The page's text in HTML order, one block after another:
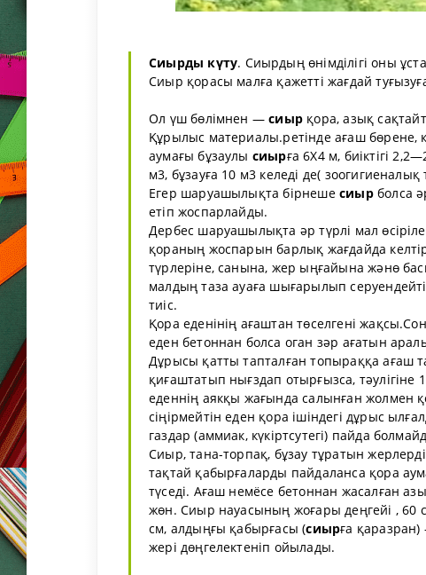
Сиырды күту. Сиырдың өнімділігі оны
Сиыр қорасы малға қажетті жағдай
Ол үш бөлімнен —сиыр қора, азық
Құрылыс материалы.ретінде ағаш
аумағы бұзаулы сиырға 6X4 м, биіктігі
м3, бұзауға 10 м3 келеді де(
Егер шаруашылықта бірнеше сиырболса
етіп жоспарлайды.
Дербес шаруашылықта әр түрлі мал
қораның жоспарын барлық жағдайда
түрлеріне, санына, жер ыңғайына жәнө
малдың таза ауаға шығарылып
тиіс.
Қора еденінің ағаштан төселгені
еден бетоннан болса оган зәр ағатын
Дұрысы қатты тапталған топыраққа ағаш
қиғаштатып нығздап отырғызса,
еденнің аякқы жағында салынған жолмен
сіңірмейтін еден қора ішіндегі дұрыс
газдар (аммиак, күкіртсутегі) пайда
Сиыр, тана-торпақ, бұзау тұратын
тақтай қабырғаларды пайдаланса қора
түседі. Ағаш немёсе бетоннан жасалған
жөн. Сиыр науасының жоғары деңгейі , 60
см, алдыңғы қабырғасы (сиырға
жері дөңгелектеніп ойылады.